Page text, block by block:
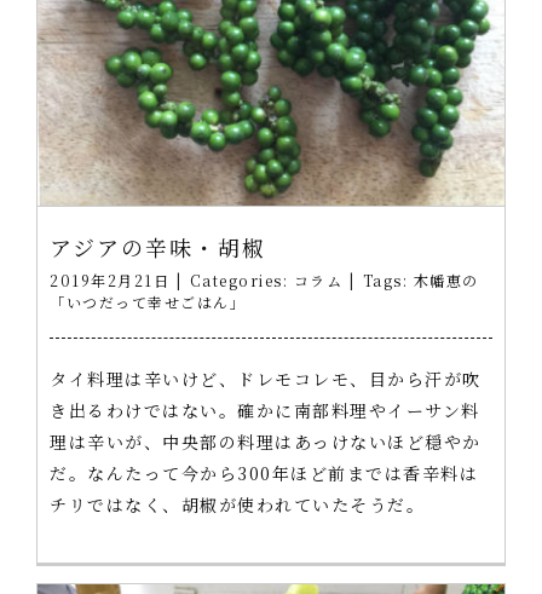
アジアの辛味・胡椒
2019年2月21日 | Categories: コラム | Tags: 木幡恵の
「いつだって幸せごはん」
タイ料理は辛いけど、ドレモコレモ、目から汗が吹
き出るわけではない。確かに南部料理やイーサン料
理は辛いが、中央部の料理はあっけないほど穏やか
だ。なんたって今から300年ほど前までは香辛料は
チリではなく、胡椒が使われていたそうだ。